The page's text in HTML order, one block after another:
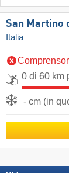
San Martino
Italia
0 di 60 km
- cm (in